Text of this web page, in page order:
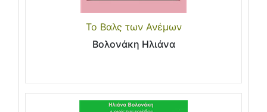
Το Βαλς των Ανέμων
Βολονάκη Ηλιάνα